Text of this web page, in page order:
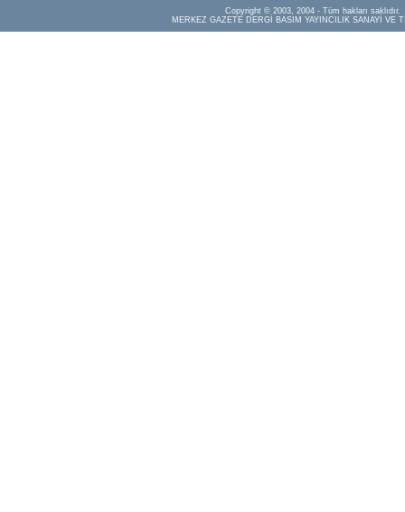
Copyright © 2003, 2004 - Tüm hakları saklıdır.
MERKEZ GAZETE DERGİ BASIM YAYINCILIK SANAYİ VE